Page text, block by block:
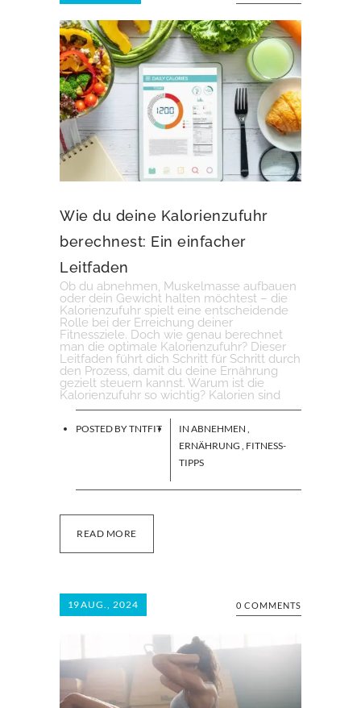
Wie du deine Kalorienzufuhr
berechnest: Ein einfacher
Leitfaden
Ob du abnehmen, Muskelmasse aufbauen
oder dein Gewicht halten möchtest – die
Kalorienzufuhr spielt eine entscheidende
Rolle bei der Erreichung deiner
Fitnessziele. Doch wie genau berechnet
man die optimale Kalorienzufuhr? Dieser
Leitfaden führt dich Schritt für Schritt durch
den Prozess, damit du deine Ernährung
gezielt steuern kannst. Warum ist die
Kalorienzufuhr so wichtig? Kalorien sind
READ MORE
POSTED BYTNTFIT IN ABNEHMEN ,
ERNÄHRUNG , FITNESS-
TIPPS
19AUG., 2024 0 COMMENTS